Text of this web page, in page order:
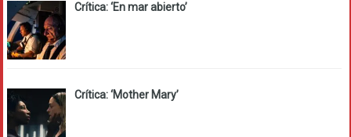
Crítica: ‘En mar abierto’
Crítica: ‘Mother Mary’